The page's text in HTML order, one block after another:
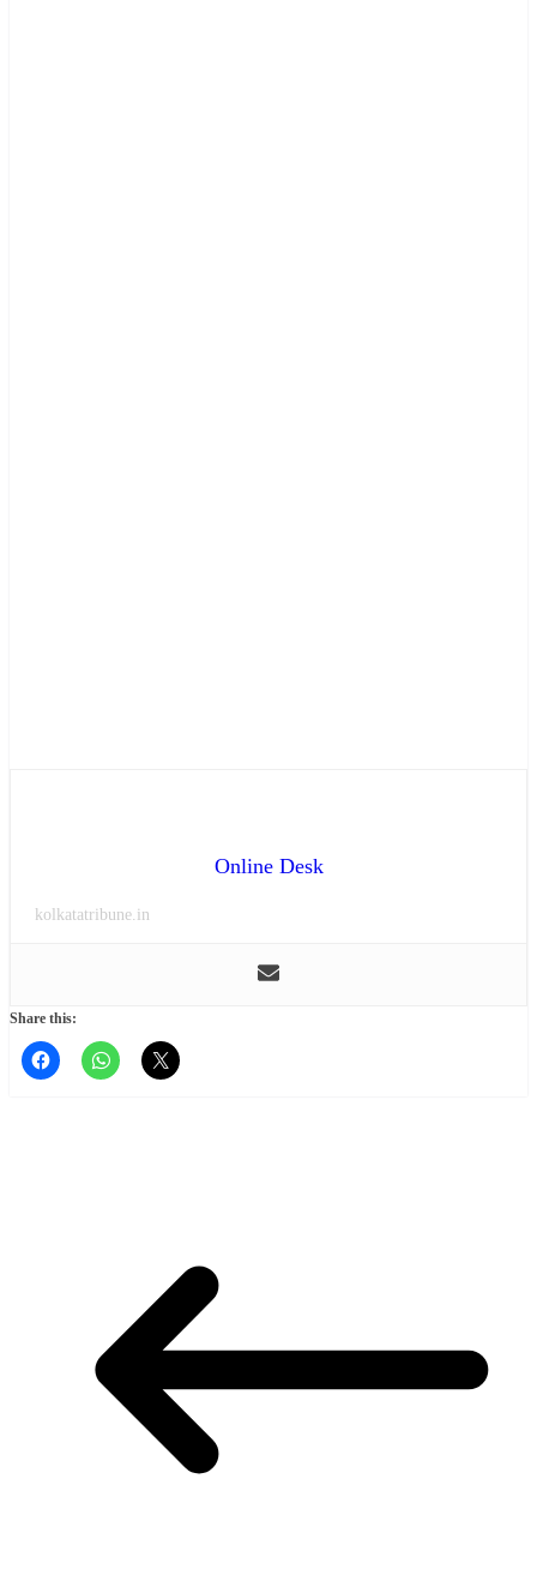
Online Desk
kolkatatribune.in
Share this: